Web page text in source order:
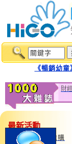
《暢銷幼童
財
最新活動
鏡週刊特惠搶購